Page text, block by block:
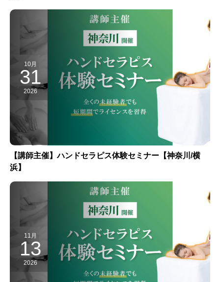
10月
31
2026
【講師主催】ハンドセラピス体験セミナー【神奈川/横
浜】
11月
13
2026